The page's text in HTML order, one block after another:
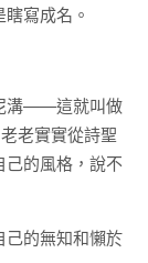
寫成名。
溝——這就叫做
老實實從詩聖
己的風格，說不
己的無知和懶於